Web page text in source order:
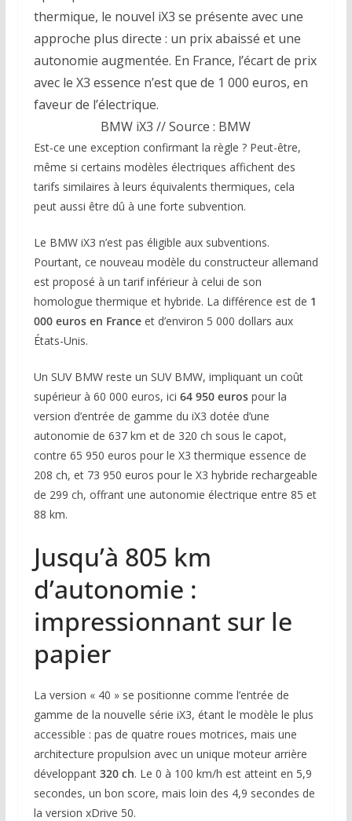
thermique, le nouvel iX3 se présente avec une
approche plus directe : un prix abaissé et une
autonomie augmentée. En France, l’écart de prix
avec le X3 essence n’est que de 1 000 euros, en
faveur de l’électrique.
BMW iX3 // Source : BMW
Est-ce une exception confirmant la règle ? Peut-être,
même si certains modèles électriques affichent des
tarifs similaires à leurs équivalents thermiques, cela
peut aussi être dû à une forte subvention.
Le BMW iX3 n’est pas éligible aux subventions.
Pourtant, ce nouveau modèle du constructeur allemand
est proposé à un tarif inférieur à celui de son
homologue thermique et hybride. La différence est de 1
000 euros en Franceet d’environ 5 000 dollars aux
États-Unis.
Un SUV BMW reste un SUV BMW, impliquant un coût
supérieur à 60 000 euros, ici 64 950 eurospour la
version d’entrée de gamme du iX3 dotée d’une
autonomie de 637 km et de 320 ch sous le capot,
contre 65 950 euros pour le X3 thermique essence de
208 ch, et 73 950 euros pour le X3 hybride rechargeable
de 299 ch, offrant une autonomie électrique entre 85 et
88 km.
Jusqu’à 805 km
d’autonomie :
impressionnant sur le
papier
La version « 40 » se positionne comme l’entrée de
gamme de la nouvelle série iX3, étant le modèle le plus
accessible : pas de quatre roues motrices, mais une
architecture propulsion avec un unique moteur arrière
développant 320 ch. Le 0 à 100 km/h est atteint en 5,9
secondes, un bon score, mais loin des 4,9 secondes de
la version xDrive 50.